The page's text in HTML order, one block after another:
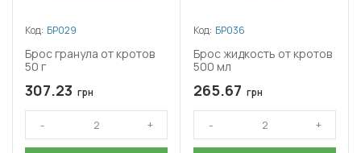
Код: БР029
Брос гранула от кротов
50 г
307.23 грн
Код: БР036
Брос жидкость от кротов
500 мл
265.67 грн